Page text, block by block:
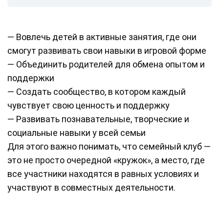
— Вовлечь детей в активные занятия, где они
смогут развивать свои навыки в игровой форме
— Объединить родителей для обмена опытом и
поддержки
— Создать сообщество, в котором каждый
чувствует свою ценность и поддержку
— Развивать познавательные, творческие и
социальные навыки у всей семьи
Для этого важно понимать, что семейный клуб —
это не просто очередной «кружок», а место, где
все участники находятся в равных условиях и
участвуют в совместных деятельности.